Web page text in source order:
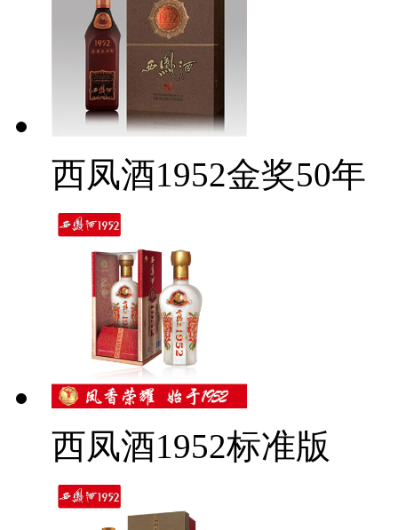
西凤酒1952金奖50年
西凤酒1952标准版